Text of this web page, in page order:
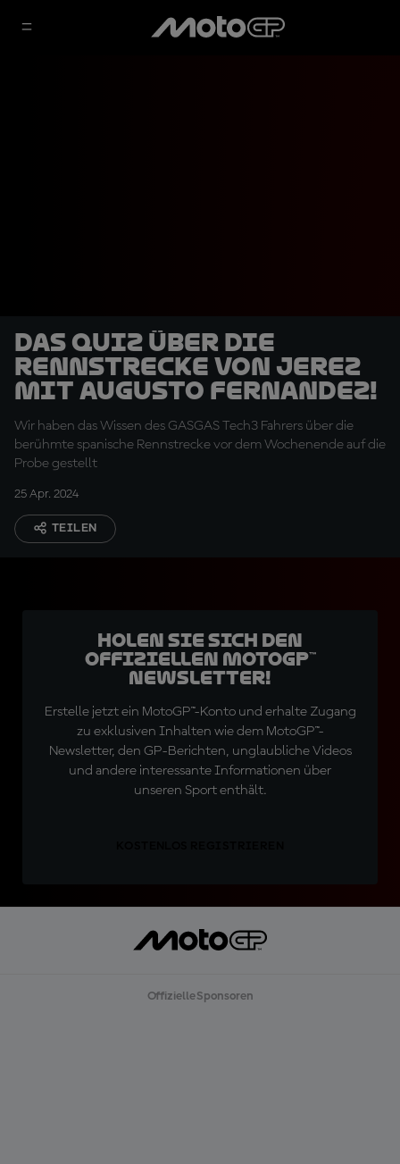
Das Quiz über die
Rennstrecke von Jerez
mit Augusto Fernandez!
Wir haben das Wissen des GASGAS Tech3 Fahrers über die
berühmte spanische Rennstrecke vor dem Wochenende auf die
Probe gestellt
25 Apr. 2024
TEILEN
Holen Sie sich den
offiziellen MotoGP™
Newsletter!
Erstelle jetzt ein MotoGP™-Konto und erhalte Zugang
zu exklusiven Inhalten wie dem MotoGP™-
Newsletter, den GP-Berichten, unglaubliche Videos
und andere interessante Informationen über
unseren Sport enthält.
Offizielle Sponsoren